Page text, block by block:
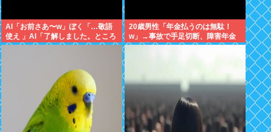
AI「お前さあ〜w」ぼく「…敬語
使え 」AI「了解しました。ところ
でお前はどう思いますか？」 これ
20歳男性「年金払うのは無駄！
w」→事故で手足切断、障害年金
一生貰えないと知り泣く